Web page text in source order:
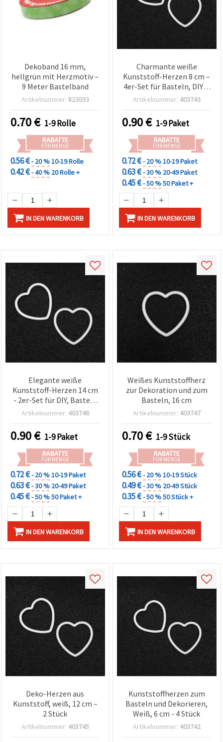
Dekoband 16 mm,
hellgrün mit Herzmotiv –
9 Meter Bastelband
Artikelnummer: 823033
0.70€ 1-9 Rolle
RABATTE
FÜR MENGE
0.56 €- 20 %10-19 Rolle
0.42 €- 40 % 20 Rolle +
IN DEN WARENKORB
Charmante weiße
Kunststoff-Herzen 8 cm –
4er-Set für Basteln, DIY &
Feiertagsdeko
Artikelnummer: 403743
0.90€ 1-9 Paket
RABATTE
FÜR MENGE
0.72 €- 20 %10-19 Paket
0.63 €- 30 % 20-49 Paket
0.45 €- 50 %50 Paket +
IN DEN WARENKORB
Elegante weiße
Kunststoff-Herzen 14 cm
- 2er-Set für DIY, Basteln
& festliche Deko
Artikelnummer: 403746
0.90€ 1-9 Paket
RABATTE
FÜR MENGE
0.72 €- 20 %10-19 Paket
0.63 €- 30 % 20-49 Paket
0.45 €- 50 %50 Paket +
IN DEN WARENKORB
Weißes Kunststoffherz
zur Dekoration und zum
Basteln, 16 cm
Artikelnummer: 403747
0.70€ 1-9 Stück
RABATTE
FÜR MENGE
0.56 €- 20 %10-19 Stück
0.49 €- 30 % 20-49 Stück
0.35 €- 50 %50 Stück +
IN DEN WARENKORB
Deko-Herzen aus
Kunststoff, weiß, 12 cm –
2 Stück
Artikelnummer: 403745
Kunststoffherzen zum
Basteln und Dekorieren,
Weiß, 6 cm - 4 Stück
Artikelnummer: 403742